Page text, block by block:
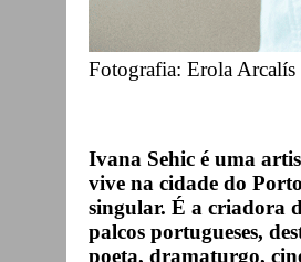
Fotografia: Erola Arcalís
Ivana Sehic é uma
vive na cidade do
singular. É a criadora
palcos portugueses,
poeta, dramaturgo,